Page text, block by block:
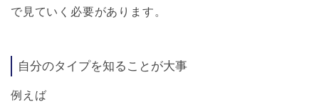
で見ていく必要があります。
自分のタイプを知ることが大事
例えば